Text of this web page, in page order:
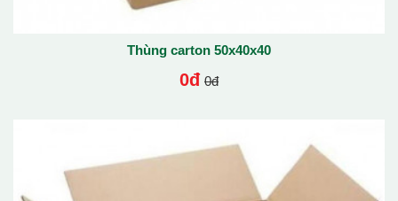
Thùng carton 50x40x40
0đ 0đ